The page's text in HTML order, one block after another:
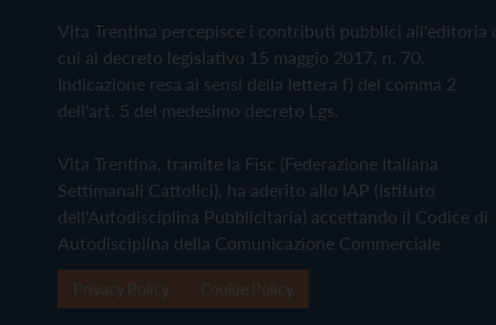
Vita Trentina percepisce i contributi pubblici all'editoria
cui al decreto legislativo 15 maggio 2017, n. 70.
Indicazione resa ai sensi della lettera f) del comma 2
dell'art. 5 del medesimo decreto Lgs.
Vita Trentina, tramite la Fisc (Federazione Italiana
Settimanali Cattolici), ha aderito allo IAP (Istituto
dell'Autodisciplina Pubblicitaria) accettando il Codice di
Autodisciplina della Comunicazione Commerciale